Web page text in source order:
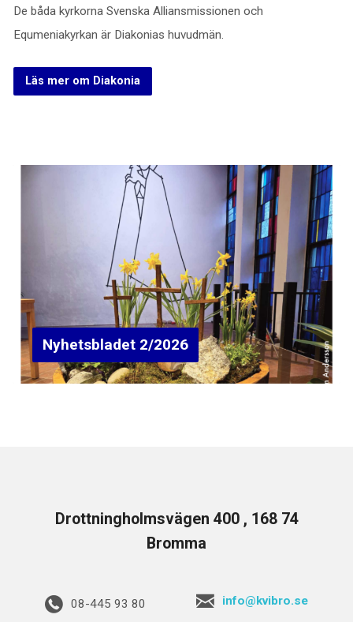
De båda kyrkorna Svenska Alliansmissionen och
Equmeniakyrkan är Diakonias huvudmän.
Läs mer om Diakonia
Nyhetsbladet 2/2026
Drottningholmsvägen 400 , 168 74
Bromma
08-445 93 80 info@kvibro.se